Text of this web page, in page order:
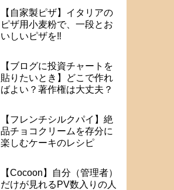
【自家製ピザ】イタリアの
ピザ用小麦粉で、一段とお
いしいピザを‼
【ブログに投資チャートを
貼りたいとき】どこで作れ
ばよい？著作権は大丈夫？
【フレンチシルクパイ】絶
品チョコクリームを存分に
楽しむケーキのレシピ
【Cocoon】自分（管理者）
だけが見れるPV数入りの人